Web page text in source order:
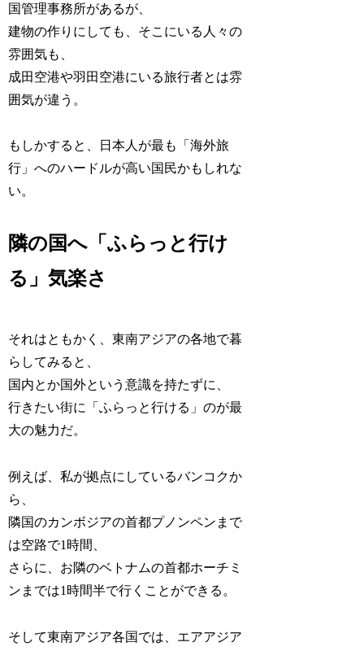
国管理事務所があるが、
建物の作りにしても、そこにいる人々の
雰囲気も、
成田空港や羽田空港にいる旅行者とは雰
囲気が違う。
もしかすると、日本人が最も「海外旅
行」へのハードルが高い国民かもしれな
い。
隣の国へ「ふらっと行け
る」気楽さ
それはともかく、東南アジアの各地で暮
らしてみると、
国内とか国外という意識を持たずに、
行きたい街に「ふらっと行ける」のが最
大の魅力だ。
例えば、私が拠点にしているバンコクか
ら、
隣国のカンボジアの首都プノンペンまで
は空路で1時間、
さらに、お隣のベトナムの首都ホーチミ
ンまでは1時間半で行くことができる。
そして東南アジア各国では、エアアジア